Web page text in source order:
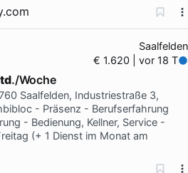
Saalfelden
€ 1.620 | vor 18 T
./Woche
Saalfelden, Industriestraße 3,
- Präsenz - Berufserfahrung
- Bedienung, Kellner, Service -
(+ 1 Dienst im Monat am